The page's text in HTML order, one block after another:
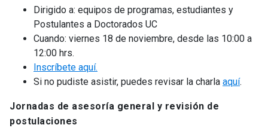
Dirigido a: equipos de programas, estudiantes y
Postulantes a Doctorados UC
Cuando: viernes 18 de noviembre, desde las 10:00 a
12:00 hrs.
Inscríbete aquí.
Si no pudiste asistir, puedes revisar la charla aquí.
Jornadas de asesoría general y revisión de
postulaciones